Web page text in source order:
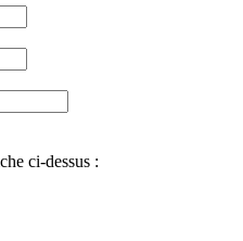
ci-dessus :